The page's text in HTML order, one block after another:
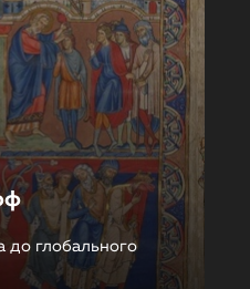
до глобального